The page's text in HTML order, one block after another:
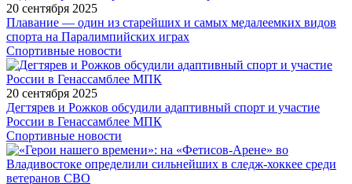
20 сентября 2025
Плавание — один из старейших и самых медалеемких видов
спорта на Паралимпийских играх
Спортивные новости
20 сентября 2025
Дегтярев и Рожков обсудили адаптивный спорт и участие
России в Генассамблее МПК
Спортивные новости